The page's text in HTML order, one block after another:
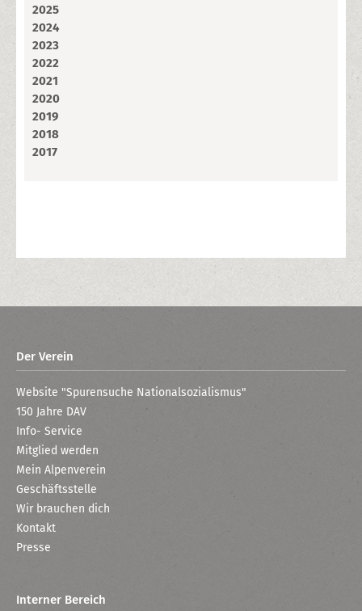
2025
2024
2023
2022
2021
2020
2019
2018
2017
Der Verein
Website "Spurensuche Nationalsozialismus"
150 Jahre DAV
Info- Service
Mitglied werden
Mein Alpenverein
Geschäftsstelle
Wir brauchen dich
Kontakt
Presse
Interner Bereich